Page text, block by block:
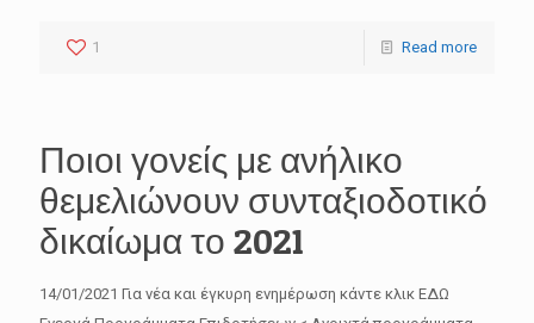
1 Read more
Ποιοι γονείς με ανήλικο
θεμελιώνουν συνταξιοδοτικό
δικαίωμα το 2021
14/01/2021 Για νέα και έγκυρη ενημέρωση κάντε κλικ ΕΔΩ